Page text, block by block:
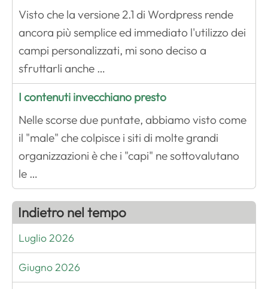
Visto che la versione 2.1 di Wordpress rende
ancora più semplice ed immediato l'utilizzo dei
campi personalizzati, mi sono deciso a
sfruttarli anche …
I contenuti invecchiano presto
Nelle scorse due puntate, abbiamo visto come
il "male" che colpisce i siti di molte grandi
organizzazioni è che i "capi" ne sottovalutano
le …
Indietro nel tempo
Luglio 2026
Giugno 2026